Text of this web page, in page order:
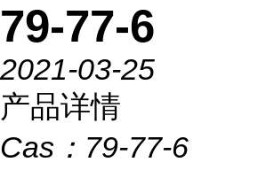
79-77-6
2021-03-25
产品详情
Cas： 79-77-6